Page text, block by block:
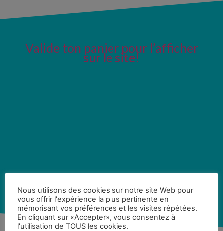
Valide ton panier pour l’afficher
sur le site!
Nous utilisons des cookies sur notre site Web pour
vous offrir l'expérience la plus pertinente en
mémorisant vos préférences et les visites répétées.
En cliquant sur «Accepter», vous consentez à
l'utilisation de TOUS les cookies.